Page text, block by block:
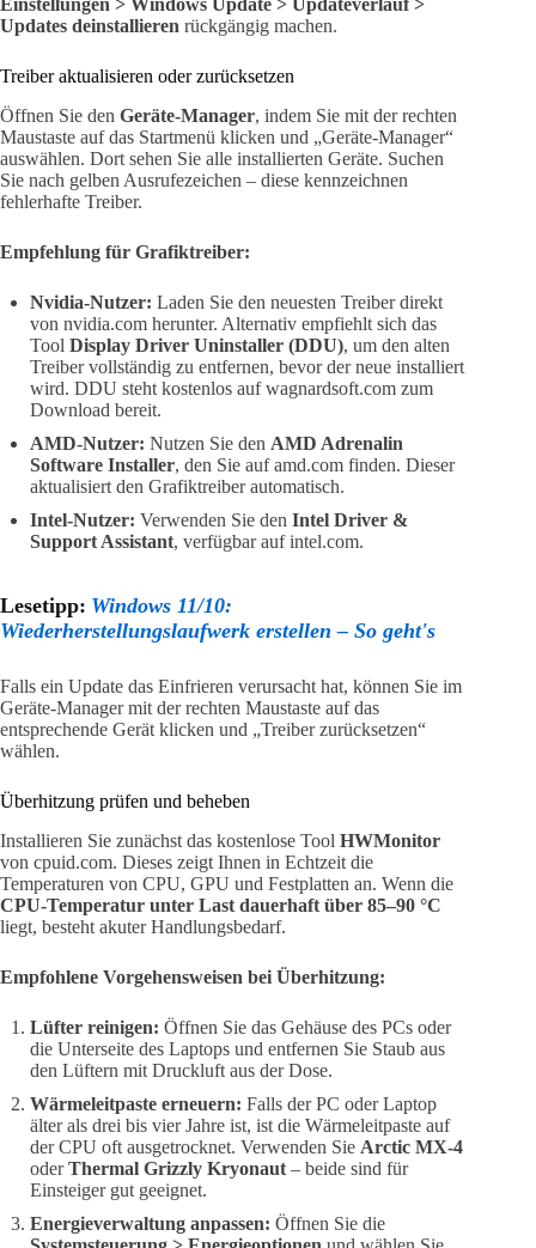
Einstellungen > Windows Update > Updateverlauf >
Updates deinstallieren rückgängig machen.
Treiber aktualisieren oder zurücksetzen
Öffnen Sie den Geräte-Manager, indem Sie mit der rechten
Maustaste auf das Startmenü klicken und „Geräte-Manager“
auswählen. Dort sehen Sie alle installierten Geräte. Suchen
Sie nach gelben Ausrufezeichen – diese kennzeichnen
fehlerhafte Treiber.
Empfehlung für Grafiktreiber:
Nvidia-Nutzer: Laden Sie den neuesten Treiber direkt
von nvidia.com herunter. Alternativ empfiehlt sich das
Tool Display Driver Uninstaller (DDU), um den alten
Treiber vollständig zu entfernen, bevor der neue installiert
wird. DDU steht kostenlos auf wagnardsoft.com zum
Download bereit.
AMD-Nutzer: Nutzen Sie den AMD Adrenalin
Software Installer, den Sie auf amd.com finden. Dieser
aktualisiert den Grafiktreiber automatisch.
Intel-Nutzer: Verwenden Sie den Intel Driver &
Support Assistant, verfügbar auf intel.com.
Lesetipp: Windows 11/10:
Wiederherstellungslaufwerk erstellen – So geht's
Falls ein Update das Einfrieren verursacht hat, können Sie im
Geräte-Manager mit der rechten Maustaste auf das
entsprechende Gerät klicken und „Treiber zurücksetzen“
wählen.
Überhitzung prüfen und beheben
Installieren Sie zunächst das kostenlose Tool HWMonitor
von cpuid.com. Dieses zeigt Ihnen in Echtzeit die
Temperaturen von CPU, GPU und Festplatten an. Wenn die
CPU-Temperatur unter Last dauerhaft über 85–90 °C
liegt, besteht akuter Handlungsbedarf.
Empfohlene Vorgehensweisen bei Überhitzung:
Lüfter reinigen: Öffnen Sie das Gehäuse des PCs oder
die Unterseite des Laptops und entfernen Sie Staub aus
den Lüftern mit Druckluft aus der Dose.
Wärmeleitpaste erneuern: Falls der PC oder Laptop
älter als drei bis vier Jahre ist, ist die Wärmeleitpaste auf
der CPU oft ausgetrocknet. Verwenden Sie Arctic MX-4
oderThermal Grizzly Kryonaut – beide sind für
Einsteiger gut geeignet.
Energieverwaltung anpassen: Öffnen Sie die